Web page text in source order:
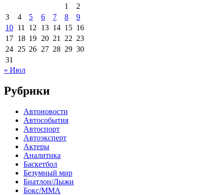
1
2
3
4 5 6 7 8
9
10 11 12 13 14 15 16
17 18 19 20 21 22 23
24 25 26 27 28 29 30
31
« Июл
Рубрики
Автоновости
Автособытия
Автоспорт
Автоэксперт
Актеры
Аналитика
Баскетбол
Безумный мир
Биатлон/Лыжи
Бокс/MMA